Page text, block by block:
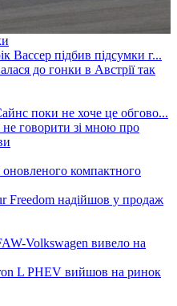
до гонки в Австрії так
говорити зі мною про
Freedom надійшов у продаж
L PHEV вийшов на ринок